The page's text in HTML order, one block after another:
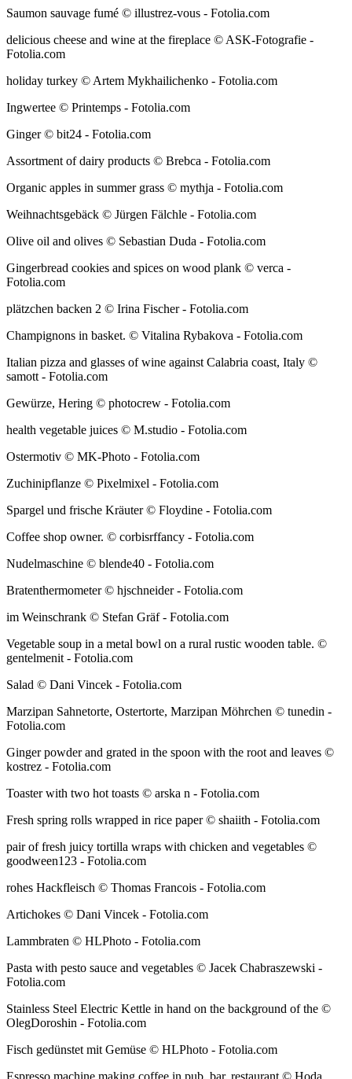
Saumon sauvage fumé © illustrez-vous - Fotolia.com
delicious cheese and wine at the fireplace © ASK-Fotografie -
Fotolia.com
holiday turkey © Artem Mykhailichenko - Fotolia.com
Ingwertee © Printemps - Fotolia.com
Ginger © bit24 - Fotolia.com
Assortment of dairy products © Brebca - Fotolia.com
Organic apples in summer grass © mythja - Fotolia.com
Weihnachtsgebäck © Jürgen Fälchle - Fotolia.com
Olive oil and olives © Sebastian Duda - Fotolia.com
Gingerbread cookies and spices on wood plank © verca -
Fotolia.com
plätzchen backen 2 © Irina Fischer - Fotolia.com
Champignons in basket. © Vitalina Rybakova - Fotolia.com
Italian pizza and glasses of wine against Calabria coast, Italy ©
samott - Fotolia.com
Gewürze, Hering © photocrew - Fotolia.com
health vegetable juices © M.studio - Fotolia.com
Ostermotiv © MK-Photo - Fotolia.com
Zuchinipflanze © Pixelmixel - Fotolia.com
Spargel und frische Kräuter © Floydine - Fotolia.com
Coffee shop owner. © corbisrffancy - Fotolia.com
Nudelmaschine © blende40 - Fotolia.com
Bratenthermometer © hjschneider - Fotolia.com
im Weinschrank © Stefan Gräf - Fotolia.com
Vegetable soup in a metal bowl on a rural rustic wooden table. ©
gentelmenit - Fotolia.com
Salad © Dani Vincek - Fotolia.com
Marzipan Sahnetorte, Ostertorte, Marzipan Möhrchen © tunedin -
Fotolia.com
Ginger powder and grated in the spoon with the root and leaves ©
kostrez - Fotolia.com
Toaster with two hot toasts © arska n - Fotolia.com
Fresh spring rolls wrapped in rice paper © shaiith - Fotolia.com
pair of fresh juicy tortilla wraps with chicken and vegetables ©
goodween123 - Fotolia.com
rohes Hackfleisch © Thomas Francois - Fotolia.com
Artichokes © Dani Vincek - Fotolia.com
Lammbraten © HLPhoto - Fotolia.com
Pasta with pesto sauce and vegetables © Jacek Chabraszewski -
Fotolia.com
Stainless Steel Electric Kettle in hand on the background of the ©
OlegDoroshin - Fotolia.com
Fisch gedünstet mit Gemüse © HLPhoto - Fotolia.com
Espresso machine making coffee in pub, bar, restaurant © Hoda